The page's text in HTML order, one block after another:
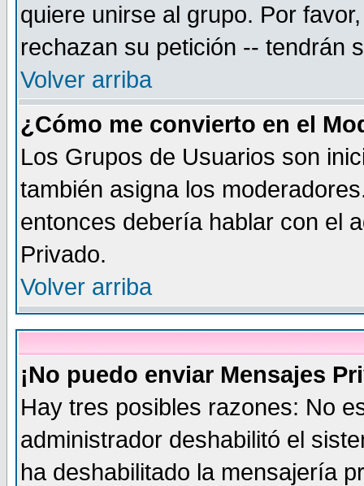
quiere unirse al grupo. Por
rechazan su petición -- tendrán
Volver arriba
¿Cómo me convierto en el
Los Grupos de Usuarios son
también asigna los
entonces debería hablar con el
Privado.
Volver arriba
¡No puedo enviar Mensajes
Hay tres posibles razones: No
administrador deshabilitó el
ha deshabilitado la mensajería